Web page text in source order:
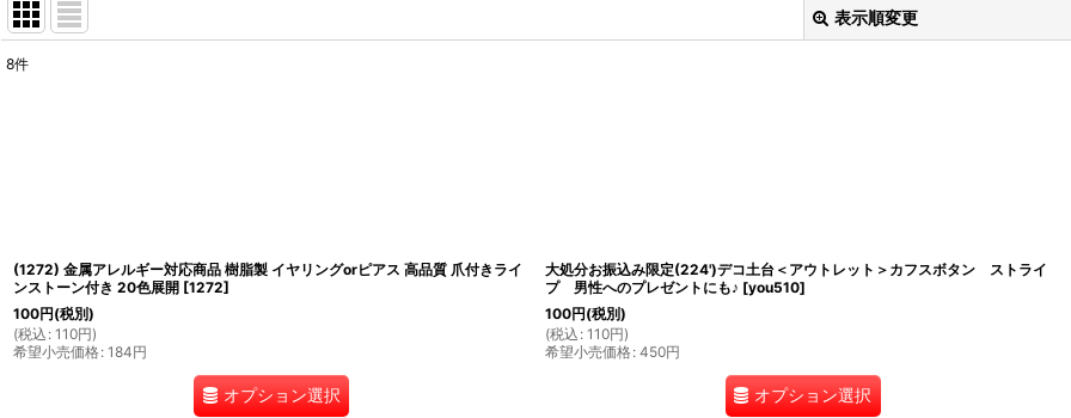
表示順変更
8件
(1272) 金属アレルギー対応商品 樹脂製 イヤリングorピアス 高品質 爪付きライ
ンストーン付き 20色展開 [1272]
100円(税別)
(税込 : 110円)
希望小売価格: 184円
オプション選択
大処分お振込み限定(224')デコ土台＜アウトレット＞カフスボタン ストライ
プ 男性へのプレゼントにも♪ [you510]
100円(税別)
(税込 : 110円)
希望小売価格: 450円
オプション選択